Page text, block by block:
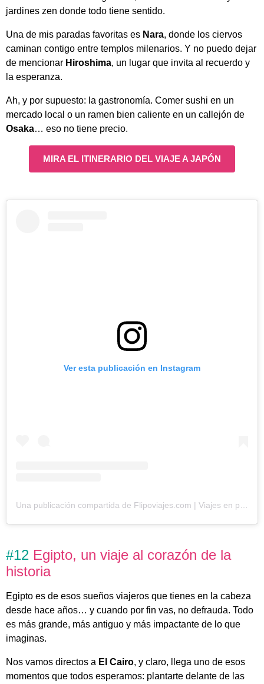
jardines zen donde todo tiene sentido.
Una de mis paradas favoritas es Nara, donde los ciervos
caminan contigo entre templos milenarios. Y no puedo dejar
de mencionar Hiroshima, un lugar que invita al recuerdo y
la esperanza.
Ah, y por supuesto: la gastronomía. Comer sushi en un
mercado local o un ramen bien caliente en un callejón de
Osaka… eso no tiene precio.
MIRA EL ITINERARIO DEL VIAJE A JAPÓN
Ver esta publicación en Instagram
#12 Egipto, un viaje al corazón de la
historia
Egipto es de esos sueños viajeros que tienes en la cabeza
desde hace años… y cuando por fin vas, no defrauda. Todo
es más grande, más antiguo y más impactante de lo que
imaginas.
Nos vamos directos a El Cairo, y claro, llega uno de esos
momentos que todos esperamos: plantarte delante de las